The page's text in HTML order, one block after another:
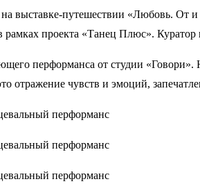
выставке-путешествии «Любовь. От
рамках проекта «Танец Плюс».
перформанса от студии
чувств и эмоций,